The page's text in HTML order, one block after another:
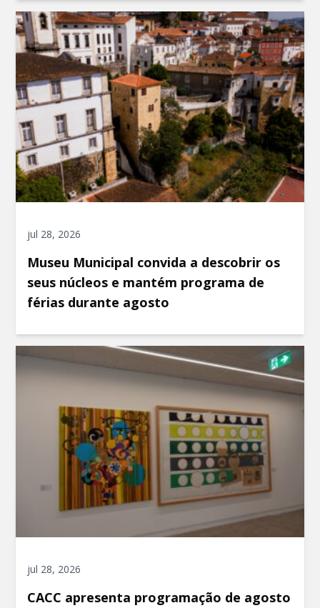
jul 28, 2026
Museu Municipal convida a descobrir os
seus núcleos e mantém programa de
férias durante agosto
jul 28, 2026
CACC apresenta programação de agosto